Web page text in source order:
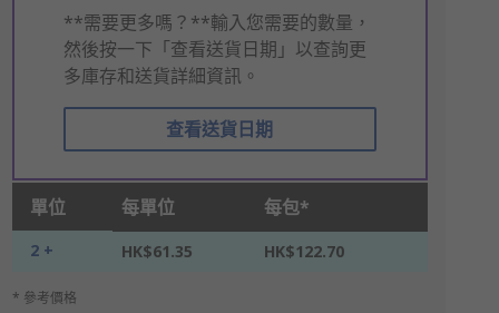
**需要更多嗎？**輸入您需要的數量，
然後按一下「查看送貨日期」以查詢更
多庫存和送貨詳細資訊。
查看送貨日期
單位 每單位 每包*
2 + HK$61.35 HK$122.70
* 參考價格